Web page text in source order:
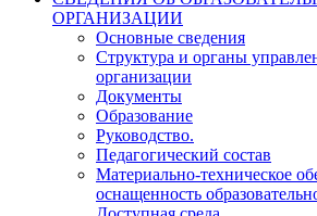
ОРГАНИЗАЦИИ
Основные сведения
Структура и органы
организации
Документы
Образование
Руководство.
Педагогический состав
Материально-техническое
оснащенность